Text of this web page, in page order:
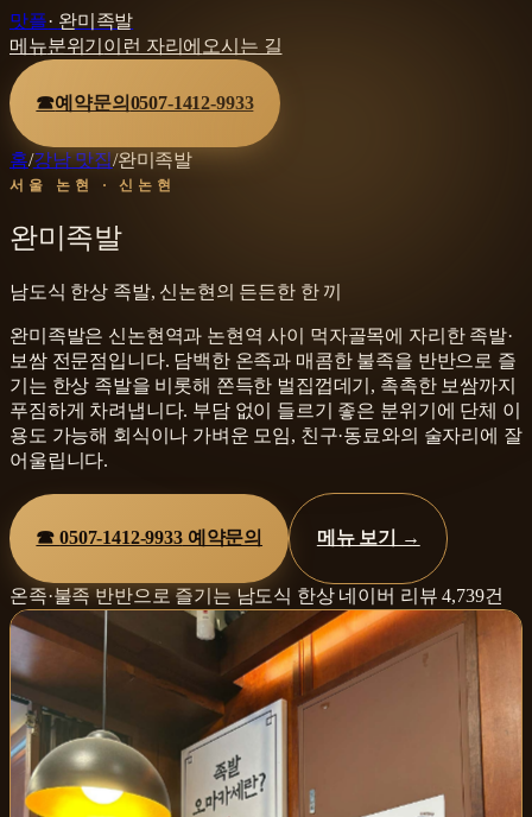
맛플· 완미족발
메뉴분위기 이런 자리에 오시는 길
☎예약문의 0507-1412-9933
홈/강남 맛집/완미족발
서울 논현 · 신논현
완미족발
남도식 한상 족발, 신논현의 든든한 한 끼
완미족발은 신논현역과 논현역 사이 먹자골목에 자리한 족발·
보쌈 전문점입니다. 담백한 온족과 매콤한 불족을 반반으로 즐
기는 한상 족발을 비롯해 쫀득한 벌집껍데기, 촉촉한 보쌈까지
푸짐하게 차려냅니다. 부담 없이 들르기 좋은 분위기에 단체 이
용도 가능해 회식이나 가벼운 모임, 친구·동료와의 술자리에 잘
어울립니다.
☎0507-1412-9933예약문의 메뉴 보기 →
온족·불족 반반으로 즐기는 남도식 한상네이버 리뷰4,739건